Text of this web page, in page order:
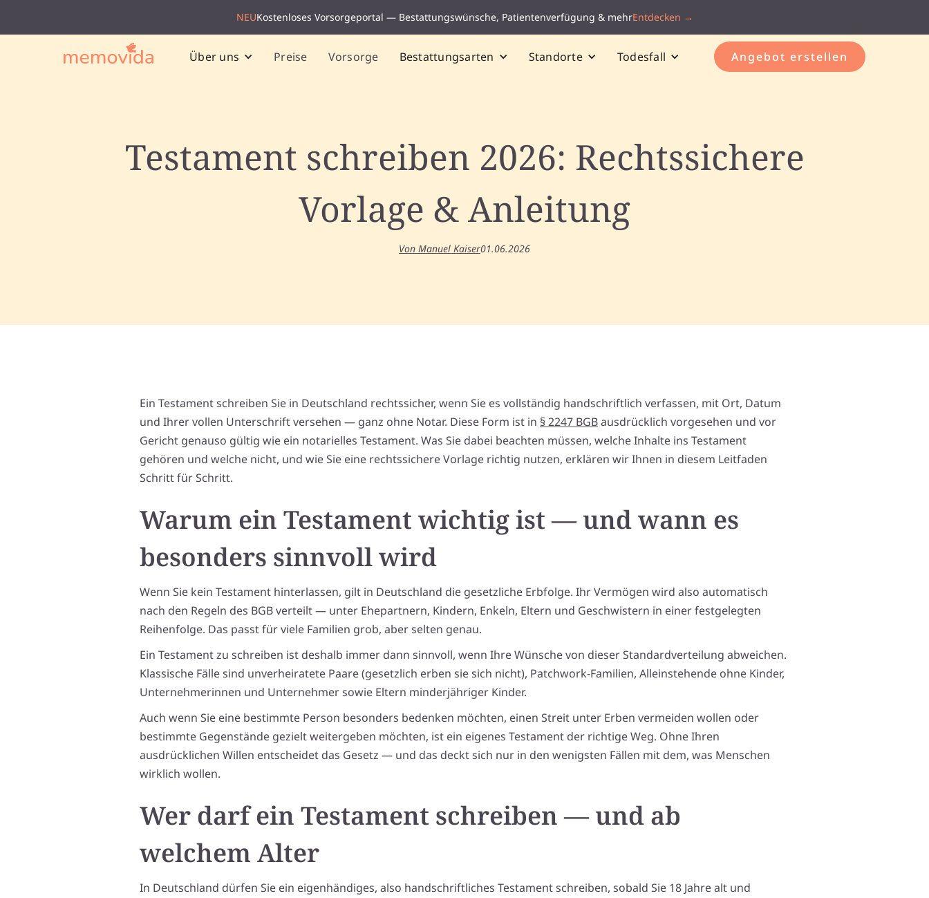
NEUKostenloses Vorsorgeportal — Bestattungswünsche, Patientenverfügung & mehrEntdecken →
Über uns Preise Vorsorge Bestattungsarten Standorte Todesfall Angebot erstellen
Testament schreiben 2026: Rechtssichere
Vorlage & Anleitung
Von Manuel Kaiser01.06.2026
Ein Testament schreiben Sie in Deutschland rechtssicher, wenn Sie es vollständig handschriftlich verfassen, mit Ort, Datum
und Ihrer vollen Unterschrift versehen — ganz ohne Notar. Diese Form ist in § 2247 BGBausdrücklich vorgesehen und vor
Gericht genauso gültig wie ein notarielles Testament. Was Sie dabei beachten müssen, welche Inhalte ins Testament
gehören und welche nicht, und wie Sie eine rechtssichere Vorlage richtig nutzen, erklären wir Ihnen in diesem Leitfaden
Schritt für Schritt.
Warum ein Testament wichtig ist — und wann es
besonders sinnvoll wird
Wenn Sie kein Testament hinterlassen, gilt in Deutschland die gesetzliche Erbfolge. Ihr Vermögen wird also automatisch
nach den Regeln des BGB verteilt — unter Ehepartnern, Kindern, Enkeln, Eltern und Geschwistern in einer festgelegten
Reihenfolge. Das passt für viele Familien grob, aber selten genau.
Ein Testament zu schreiben ist deshalb immer dann sinnvoll, wenn Ihre Wünsche von dieser Standardverteilung abweichen.
Klassische Fälle sind unverheiratete Paare (gesetzlich erben sie sich nicht), Patchwork-Familien, Alleinstehende ohne Kinder,
Unternehmerinnen und Unternehmer sowie Eltern minderjähriger Kinder.
Auch wenn Sie eine bestimmte Person besonders bedenken möchten, einen Streit unter Erben vermeiden wollen oder
bestimmte Gegenstände gezielt weitergeben möchten, ist ein eigenes Testament der richtige Weg. Ohne Ihren
ausdrücklichen Willen entscheidet das Gesetz — und das deckt sich nur in den wenigsten Fällen mit dem, was Menschen
wirklich wollen.
Wer darf ein Testament schreiben — und ab
welchem Alter
In Deutschland dürfen Sie ein eigenhändiges, also handschriftliches Testament schreiben, sobald Sie 18 Jahre alt und